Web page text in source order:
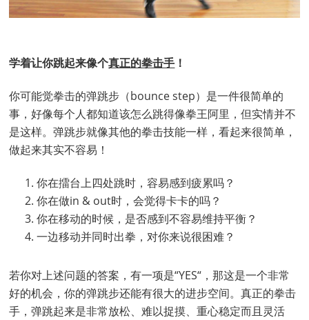
学着让你跳起来像个真正的拳击手 ！
你可能觉拳击的弹跳步（bounce step）是一件很简单的
事，好像每个人都知道该怎么跳得像拳王阿里，但实情并不
是这样。弹跳步就像其他的拳击技能一样，看起来很简单，
做起来其实不容易！
你在擂台上四处跳时，容易感到疲累吗？
你在做in & out时，会觉得卡卡的吗？
你在移动的时候，是否感到不容易维持平衡？
一边移动并同时出拳，对你来说很困难？
若你对上述问题的答案，有一项是“YES“，那这是一个非常
好的机会，你的弹跳步还能有很大的进步空间。真正的拳击
手，弹跳起来是非常放松、难以捉摸、重心稳定而且灵活